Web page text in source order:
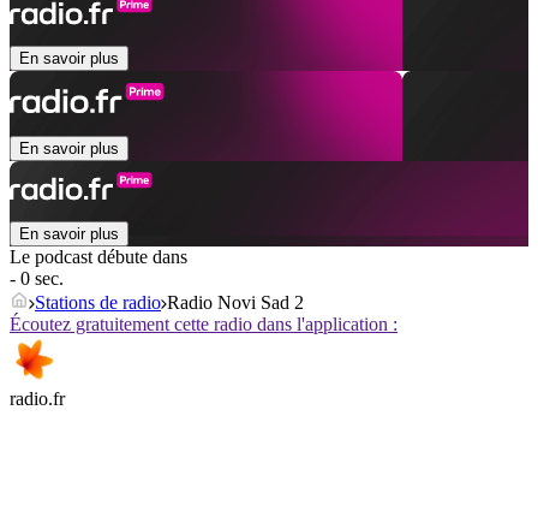
En savoir plus
En savoir plus
En savoir plus
Le podcast débute dans
- 0 sec.
Stations de radio Radio Novi Sad 2
Écoutez gratuitement cette radio dans l'application :
radio.fr